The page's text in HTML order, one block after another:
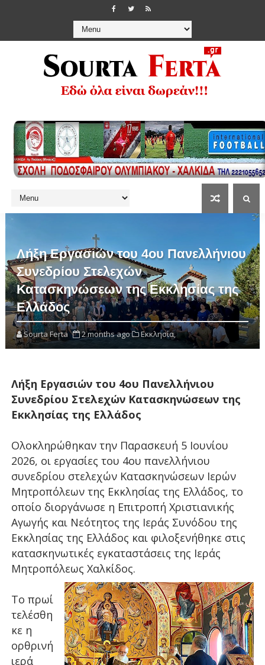
Λήξη Εργασιών του 4ου Πανελλήνιου
Συνεδρίου Στελεχών
Κατασκηνώσεων της Εκκλησίας της
Ελλάδος
Sourta Ferta 2 months ago Εκκλησία,
Λήξη Εργασιών του 4ου Πανελλήνιου
Συνεδρίου Στελεχών Κατασκηνώσεων της
Εκκλησίας της Ελλάδος
Ολοκληρώθηκαν την Παρασκευή 5 Ιουνίου
2026, οι εργασίες του 4ου πανελλήνιου
συνεδρίου στελεχών Κατασκηνώσεων Ιερών
Μητροπόλεων της Εκκλησίας της Ελλάδος, το
οποίο διοργάνωσε η Επιτροπή Χριστιανικής
Αγωγής και Νεότητος της Ιεράς Συνόδου της
Εκκλησίας της Ελλάδος και φιλοξενήθηκε στις
κατασκηνωτικές εγκαταστάσεις της Ιεράς
Μητροπόλεως Χαλκίδος.
Το πρωί
τελέσθη
κε η
ορθρινή
ιερά